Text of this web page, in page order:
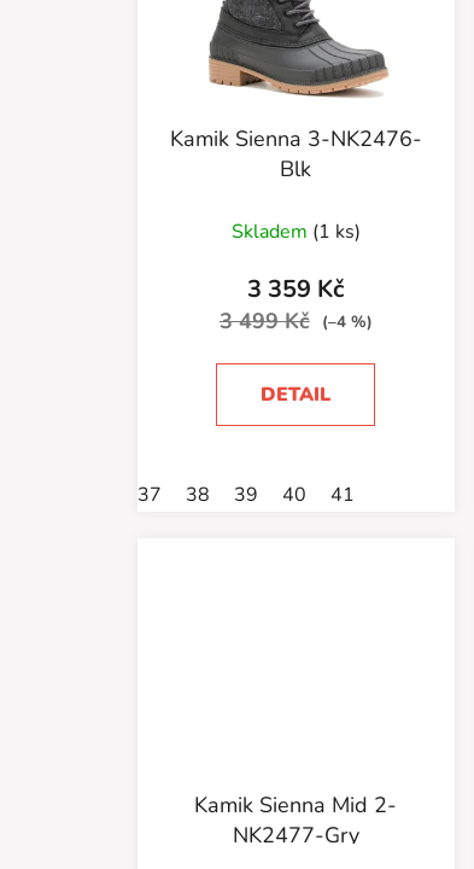
Kamik Sienna 3-NK2476-
Blk
Skladem (1 ks)
3 359 Kč
3 499 Kč (–4 %)
DETAIL
37 38 39 40 41
Kamik Sienna Mid 2-
NK2477-Gry